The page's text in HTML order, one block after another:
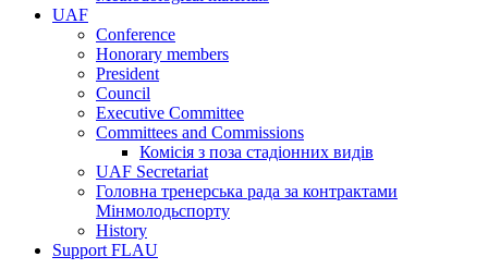
UAF
Conference
Honorary members
President
Council
Executive Committee
Committees and Commissions
Комісія з поза стадіонних видів
UAF Secretariat
Головна тренерська рада за контрактами
Мінмолодьспорту
History
Support FLAU